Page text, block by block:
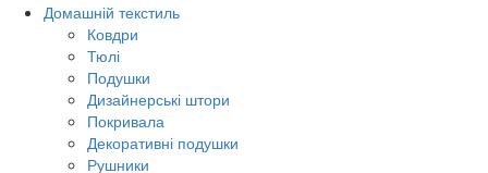
Домашній текстиль
Ковдри
Тюлі
Подушки
Дизайнерські штори
Покривала
Декоративні подушки
Рушники